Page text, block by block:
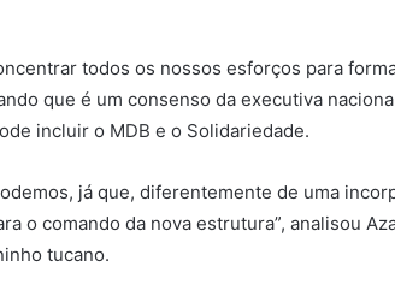
todos os nossos esforços para
que é um consenso da executiva
incluir o MDB e o Solidariedade.
já que, diferentemente de uma
o comando da nova estrutura”, analisou
tucano.